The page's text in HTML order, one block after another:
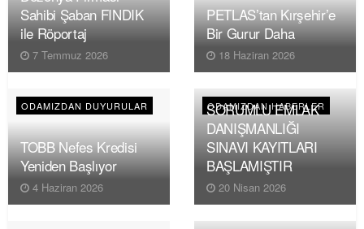
Sahibi Şaban FINDIK
ile Röportaj
7 Temmuz 2026
PETLAS’tan Kırşehir’e
Bir Gurur Daha
18 Haziran 2026
ODAMIZDAN DUYURULAR
TOBB Nefes Kredisi
Yeniden Başlıyor
4 Haziran 2026
ODAMIZDAN HABERLER
SORUMLU EMLAK
DANIŞMANLIĞI
SINAVI KAYITLARI
BAŞLAMIŞTIR
20 Nisan 2026